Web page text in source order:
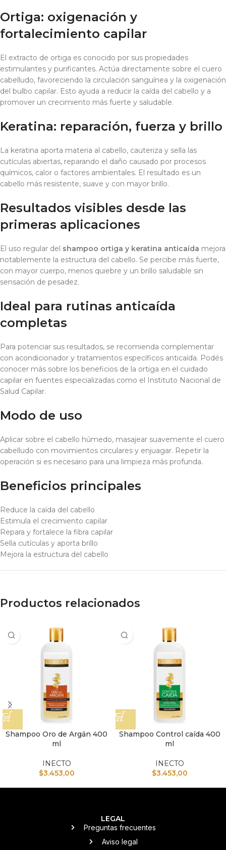
Ortiga: oxigenación y
fortalecimiento capilar
El extracto de ortiga es conocido por sus propiedades
estimulantes y purificantes. Actúa directamente sobre el cuero
cabelludo, favoreciendo la circulación sanguínea y la oxigenación
del bulbo capilar. Esto ayuda a reducir la caída del cabello y a
promover un crecimiento más fuerte y saludable.
Keratina: reparación, fuerza y brillo
La keratina aporta materia al cabello, cauteriza y sella las
cutículas abiertas, reparando el daño causado por procesos
químicos, calor o factores ambientales. El resultado es un
cabello más resistente, suave y con mayor brillo.
Resultados visibles desde las
primeras aplicaciones
El uso regular del shampoo ortiga y keratina anticaída mejora
notablemente la estructura del cabello. Se percibe más fuerte,
con mayor cuerpo, menos quiebre y un brillo saludable sin
sensación de pesadez.
Ideal para rutinas anticaída
completas
Para potenciar sus resultados, se recomienda complementar
con acondicionador y tratamientos específicos anticaída. Podés
conocer más sobre los beneficios de la ortiga en el cuidado
capilar en fuentes especializadas como el Instituto Nacional de
Salud Capilar.
Modo de uso
Aplicar sobre el cabello húmedo, masajear suavemente el cuero
cabelludo con movimientos circulares y enjuagar. Repetir la
operación si es necesario para una limpieza más profunda.
Beneficios principales
Reduce la caída del cabello
Estimula el crecimiento capilar
Repara y fortalece la fibra capilar
Sella cutículas y aporta brillo
Mejora la estructura del cabello
Productos relacionados
Shampoo Oro de Argán 400
ml
INECTO
$3.453,00
Shampoo Control caída 400
ml
INECTO
$3.453,00
LEGAL
Preguntas frecuentes
Aviso legal